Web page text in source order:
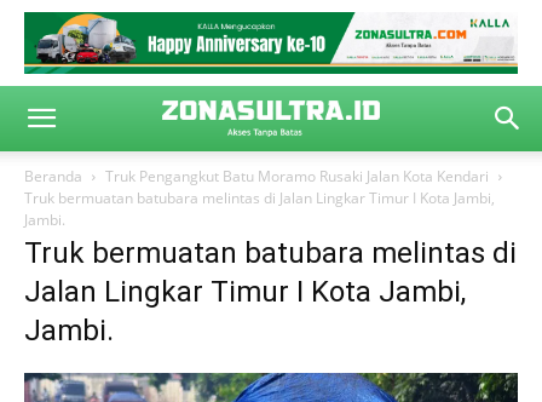
Beranda
Truk Pengangkut Batu Moramo Rusaki Jalan Kota Kendari
Truk bermuatan batubara melintas di Jalan Lingkar Timur I Kota Jambi,
Jambi.
Truk bermuatan batubara melintas di
Jalan Lingkar Timur I Kota Jambi,
Jambi.